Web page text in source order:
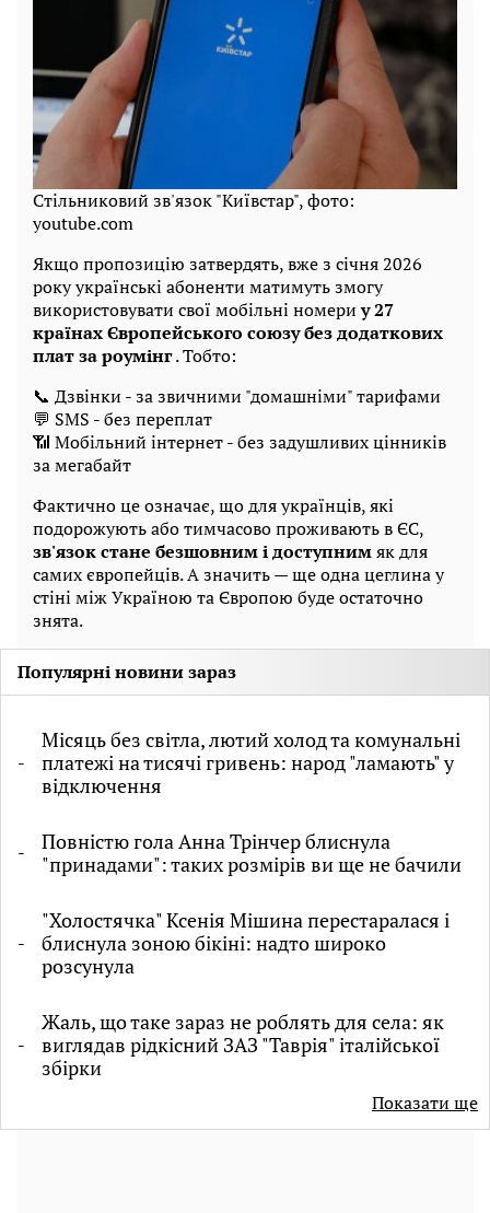
Стільниковий зв'язок "Київстар", фото:
youtube.com
Якщо пропозицію затвердять, вже з січня 2026
року українські абоненти матимуть змогу
використовувати свої мобільні номериу 27
країнах Європейського союзу без додаткових
плат за роумінг. Тобто:
📞 Дзвінки - за звичними "домашніми" тарифами
💬 SMS - без переплат
📶 Мобільний інтернет - без задушливих цінників
за мегабайт
Фактично це означає, що для українців, які
подорожують або тимчасово проживають в ЄС,
зв'язок стане безшовним і доступнимяк для
самих європейців. А значить — ще одна цеглина у
стіні між Україною та Європою буде остаточно
знята.
Популярні новини зараз
Місяць без світла, лютий холод та комунальні
платежі на тисячі гривень: народ "ламають" у
відключення
Повністю гола Анна Трінчер блиснула
"принадами": таких розмірів ви ще не бачили
"Холостячка" Ксенія Мішина перестаралася і
блиснула зоною бікіні: надто широко
розсунула
Жаль, що таке зараз не роблять для села: як
виглядав рідкісний ЗАЗ "Таврія" італійської
збірки
Показати ще